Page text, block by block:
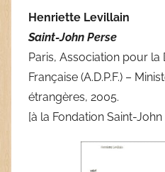
Henriette Levillain
Saint-John Perse
Paris, Association pour la
Française (A.D.P.F.) –
étrangères, 2005.
[à la Fondation Saint-John